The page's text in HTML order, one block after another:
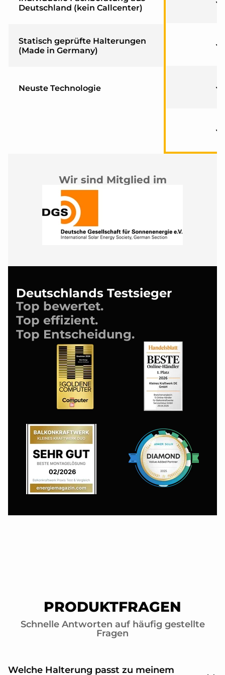
Deutschland (kein Callcenter)
Statisch geprüfte Halterungen
(Made in Germany)
Neuste Technologie
Wir sind Mitglied im
Deutschlands Testsieger
Top bewertet.
Top effizient.
Top Entscheidung.
PRODUKTFRAGEN
Schnelle Antworten auf häufig gestellte
Fragen
Welche Halterung passt zu meinem